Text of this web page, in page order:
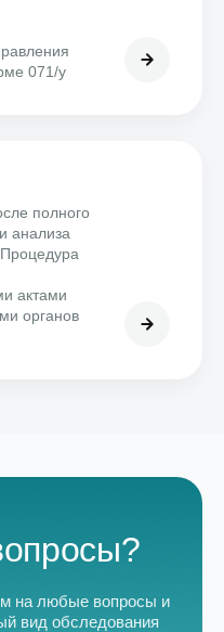
071/у
полного
анализа
актами
органов
на любые вопросы и
вид обследования